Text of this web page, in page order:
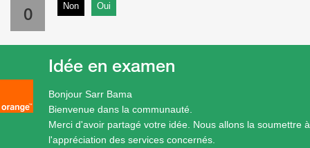
0 Non Oui
Bonjour Sarr Bama
Bienvenue dans la communauté.
Merci d'avoir partagé votre idée. Nous allons la soumettre à
l'appréciation des services concernés.
Idée en examen